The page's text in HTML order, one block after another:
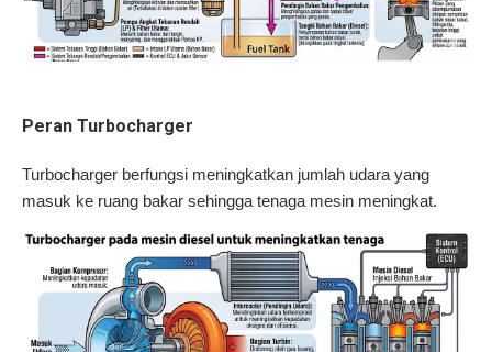
Peran Turbocharger
Turbocharger berfungsi meningkatkan jumlah udara yang
masuk ke ruang bakar sehingga tenaga mesin meningkat.